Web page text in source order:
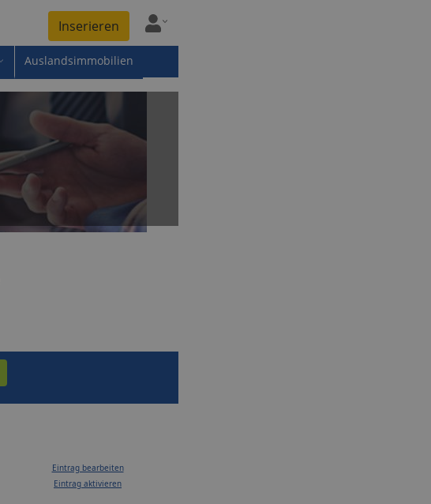
Inserieren
Auslandsimmobilien
Eintrag bearbeiten
Eintrag aktivieren